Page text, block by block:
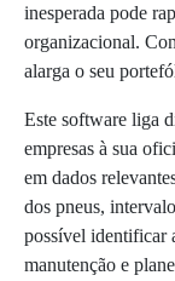
inesperada pode
organizacional.
alarga o seu
Este software liga
empresas à sua
em dados
dos pneus,
possível identificar
manutenção e